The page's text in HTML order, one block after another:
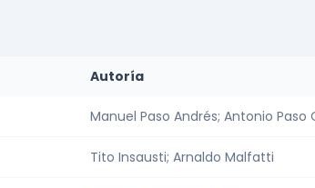
Autoría
Manuel Paso Andrés; Antonio Paso
Tito Insausti; Arnaldo Malfatti